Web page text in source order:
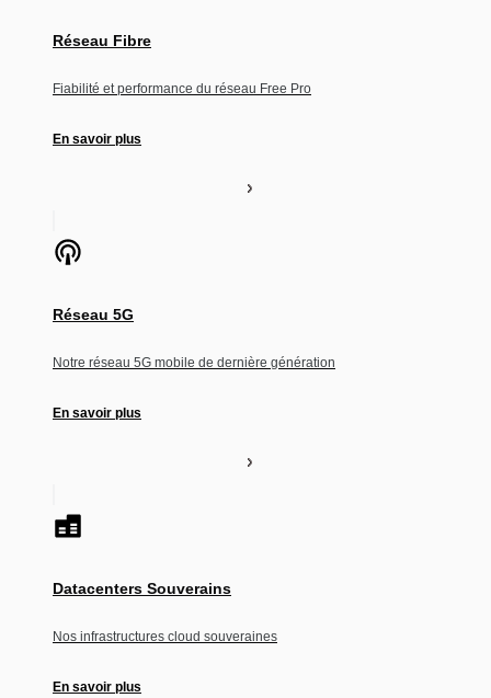
Réseau Fibre
Fiabilité et performance du réseau Free Pro
En savoir plus
Réseau 5G
Notre réseau 5G mobile de dernière génération
En savoir plus
Datacenters Souverains
Nos infrastructures cloud souveraines
En savoir plus